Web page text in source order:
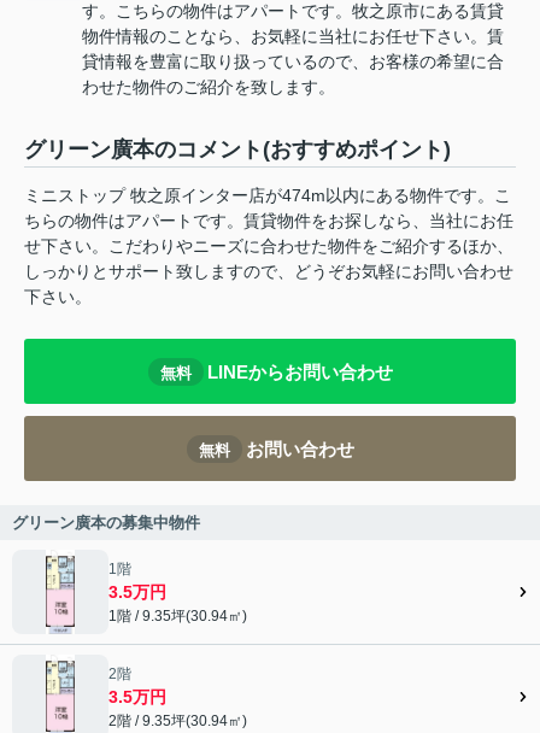
す。こちらの物件はアパートです。牧之原市にある賃貸
物件情報のことなら、お気軽に当社にお任せ下さい。賃
貸情報を豊富に取り扱っているので、お客様の希望に合
わせた物件のご紹介を致します。
グリーン廣本のコメント(おすすめポイント)
ミニストップ 牧之原インター店が474m以内にある物件です。こ
ちらの物件はアパートです。賃貸物件をお探しなら、当社にお任
せ下さい。こだわりやニーズに合わせた物件をご紹介するほか、
しっかりとサポート致しますので、どうぞお気軽にお問い合わせ
下さい。
無料 LINEからお問い合わせ
無料 お問い合わせ
グリーン廣本の募集中物件
1階
3.5万円
1階 / 9.35坪(30.94㎡)
2階
3.5万円
2階 / 9.35坪(30.94㎡)